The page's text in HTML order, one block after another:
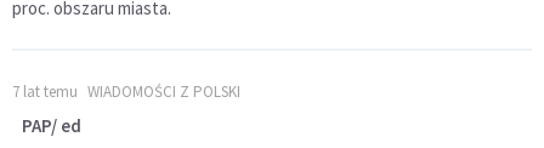
proc. obszaru miasta.
7 lat temu WIADOMOŚCI Z POLSKI
PAP/ ed